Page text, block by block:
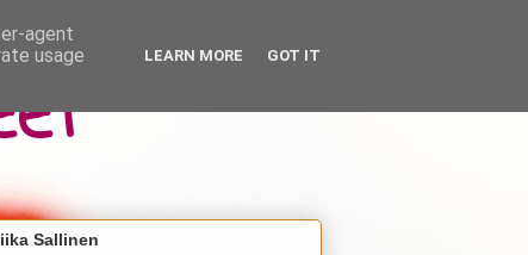
Sallinen
agent
usage
LEARN MORE GOT IT